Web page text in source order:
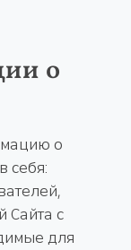
о
о
себя:
Сайта с
для